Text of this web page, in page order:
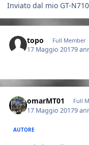
Inviato dal mio GT-
topo Full Member
17 Maggio 20179
omarMT01 Full
17 Maggio 20179
AUTORE